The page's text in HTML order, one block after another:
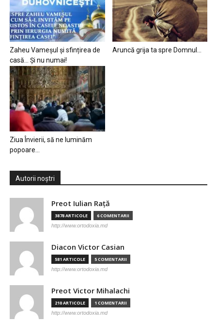
Zaheu Vameșul și sfințirea de
casă… Și nu numai!
Aruncă grija ta spre Domnul…
Ziua Învierii, să ne luminăm
popoare…
Autorii noștri
Preot Iulian Raţă
3878 ARTICOLE 6 COMENTARII
http://www.ortodoxia.md
Diacon Victor Casian
581 ARTICOLE 5 COMENTARII
http://www.ortodoxia.md
Preot Victor Mihalachi
210 ARTICOLE 1 COMENTARII
http://www.ortodoxia.md